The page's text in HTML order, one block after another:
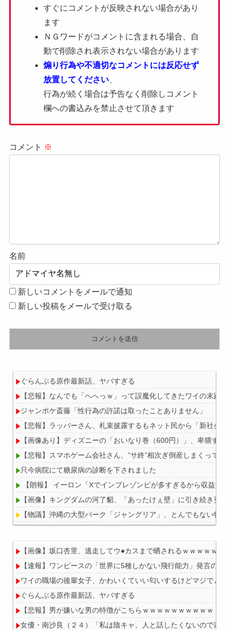
すぐにコメントが反映されない場合があり
ます
ＮＧワードがコメントに含まれる場合、自
動で削除され表示されない場合があります
煽り行為や不適切なコメントには反応せず
放置してください
行為が続く場合は予告なく削除しコメント
欄への書込みを禁止させて頂きます
コメント ※
名前
新しいコメントをメールで通知
新しい投稿をメールで受け取る
ぐらんぶる原作最新話、ヤバすぎる
【悲報】なんでも「へへっｗ」って誤魔化してきたワイの末路
ジャンポケ斎藤「性行為の許諾は取ったことありません」
【悲報】ラッパーさん、札束披露するもネット民から「新社会
【画像あり】ディズニーの「おいなり巻（600円）」、卑猥す
【悲報】スマホゲーム会社さん、”サ終”相次ぎ倒産しまくってる
只今病院にて糖尿病の診断を下されました
【朗報】 イーロン「Xでインプレゾンビが多すぎるから収益分
【画像】キングダムの河了貂、「あったけぇ壁」に引き続き更
【物議】沖縄の大型パーク「ジャングリア」、とんでもない物
Powered by livedoor 相互RSS
【画像】坂口杏里、逃走してウ●カスまで晒されるｗｗｗｗｗ
【速報】ワンピースの「世界に5種しかない飛行能力」発言の謎
ワイの職場の後輩女子、かわいくていい匂いするけどマジでと
ぐらんぶる原作最新話、ヤバすぎる
【悲報】男が嫌いな男の特徴がこちらｗｗｗｗｗｗｗｗｗｗ
女優・南沙良（２４）「私は陰キャ。人と話したくないので家